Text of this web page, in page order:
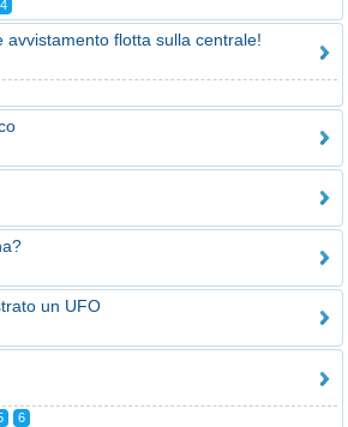
4
avvistamento flotta sulla centrale!
un UFO
6